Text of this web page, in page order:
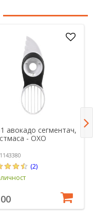
авокадо сегментач,
- OXO
(2)